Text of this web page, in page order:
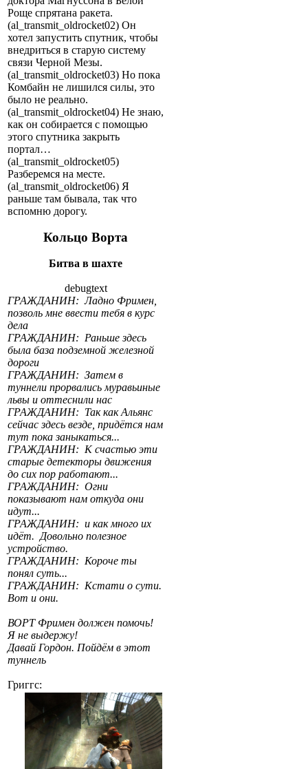
Роще спрятана ракета.
(al_transmit_oldrocket02) Он
хотел запустить спутник, чтобы
внедриться в старую систему
связи Черной Мезы.
(al_transmit_oldrocket03) Но пока
Комбайн не лишился силы, это
было не реально.
(al_transmit_oldrocket04) Не знаю,
как он собирается с помощью
этого спутника закрыть
портал…
(al_transmit_oldrocket05)
Разберемся на месте.
(al_transmit_oldrocket06) Я
раньше там бывала, так что
вспомню дорогу.
Кольцо Ворта
Битва в шахте
debugtext
ГРАЖДАНИН: Ладно Фримен,
позволь мне ввести тебя в курс
дела
ГРАЖДАНИН: Раньше здесь
была база подземной железной
дороги
ГРАЖДАНИН: Затем в
туннели прорвались муравьиные
львы и оттеснили нас
ГРАЖДАНИН: Так как Альянс
сейчас здесь везде, придётся нам
тут пока заныкаться...
ГРАЖДАНИН: К счастью эти
старые детекторы движения
до сих пор работают...
ГРАЖДАНИН: Огни
показывают нам откуда они
идут...
ГРАЖДАНИН: и как много их
идёт. Довольно полезное
устройство.
ГРАЖДАНИН: Короче ты
понял суть...
ГРАЖДАНИН: Кстати о сути.
Вот и они.
ВОРТ Фримен должен помочь!
Я не выдержу!
Давай Гордон. Пойдём в этот
туннель
Григгс: